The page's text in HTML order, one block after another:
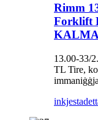
Rimm
Forklift
13.00-33/
TL Tire,
inkjesta